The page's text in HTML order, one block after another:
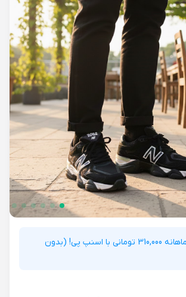
4 قسط ماهانه 310,000 تومانی با اسنپ پی! (بدون